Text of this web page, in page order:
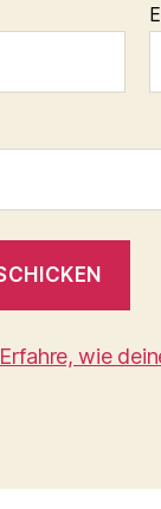
Erfahre, wie